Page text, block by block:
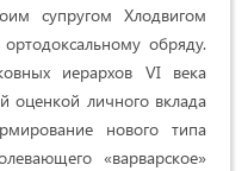
супругом Хлодвигом
обряду.
иерархов VI века
оценкой личного вклада
нового типа
«варварское»